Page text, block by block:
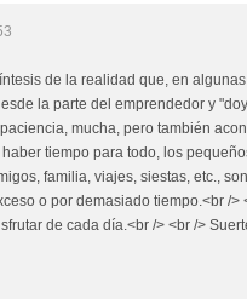
de la realidad que, en
la parte del emprendedor y
mucha, pero también
tiempo para todo, los
familia, viajes, siestas, etc.,
o por demasiado tiempo.<br />
de cada día.<br /> <br />